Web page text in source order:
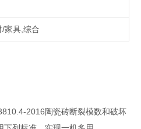
家具,综合
2016陶瓷砖断裂模数和破坏